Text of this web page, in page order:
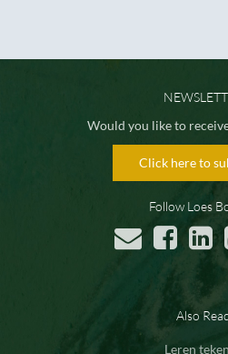
Would you like to
Click here to
Follow Loes
Also
Leren